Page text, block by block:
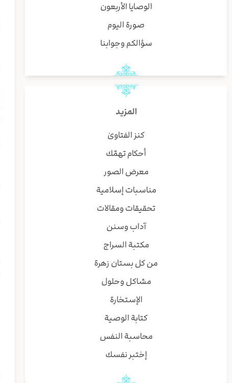
الوصايا الأربعون
صورة اليوم
سؤالكم وجوابنا
المزيد
كنز الفتاوىٰ
أحكام تهمّك
معرض الصور
مناسبات إسلامية
تحقيقات ومقالات
آداب وسنن
مكتبة السراج
من كل بستان زهرة
مشاكل وحلول
الإستخارة
كتابة الوصية
محاسبة النفس
إختبر نفسك